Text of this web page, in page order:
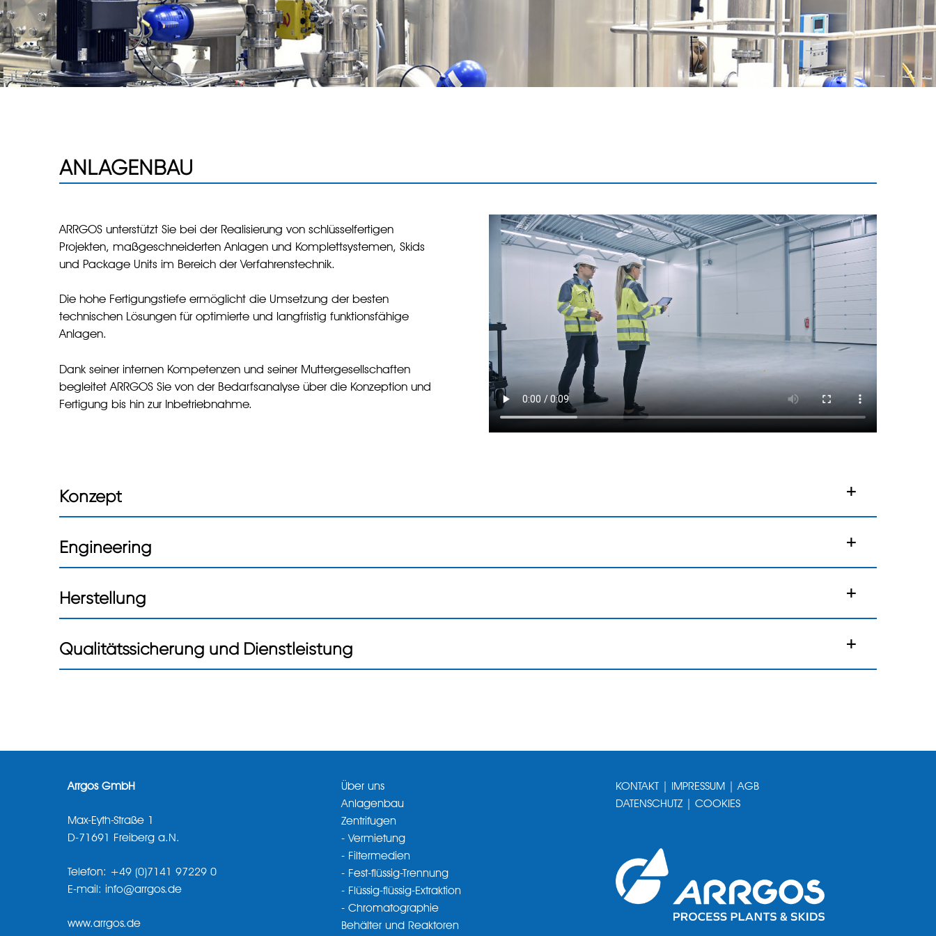
ANLAGENBAU
ARRGOS unterstützt Sie bei der Realisierung von schlüsselfertigen
Projekten, maßgeschneiderten Anlagen und Komplettsystemen, Skids
und Package Units im Bereich der Verfahrenstechnik.
Die hohe Fertigungstiefe ermöglicht die Umsetzung der besten
technischen Lösungen für optimierte und langfristig funktionsfähige
Anlagen.
Dank seiner internen Kompetenzen und seiner Muttergesellschaften
begleitet ARRGOS Sie von der Bedarfsanalyse über die Konzeption und
Fertigung bis hin zur Inbetriebnahme.
Konzept
Engineering
Herstellung
Qualitätssicherung und Dienstleistung
Arrgos GmbH
Max-Eyth-Straße 1
D-71691 Freiberg a.N.
Telefon: +49 (0)7141 97229 0
E-mail: info@arrgos.de
www.arrgos.de
Über uns
Anlagenbau
Zentrifugen
- Vermietung
- Filtermedien
- Fest-flüssig-Trennung
- Flüssig-flüssig-Extraktion
- Chromatographie
Behälter und Reaktoren
KONTAKT IMPRESSUM|AGB
DATENSCHUTZ| COOKIES